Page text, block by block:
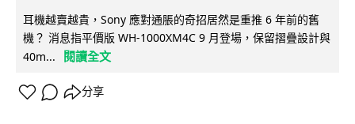
耳機越賣越貴，Sony 應對通脹的奇招居然是重推 6 年前的舊
機？ 消息指平價版 WH-1000XM4C 9 月登場，保留摺疊設計與
40m...
閱讀全文
分享